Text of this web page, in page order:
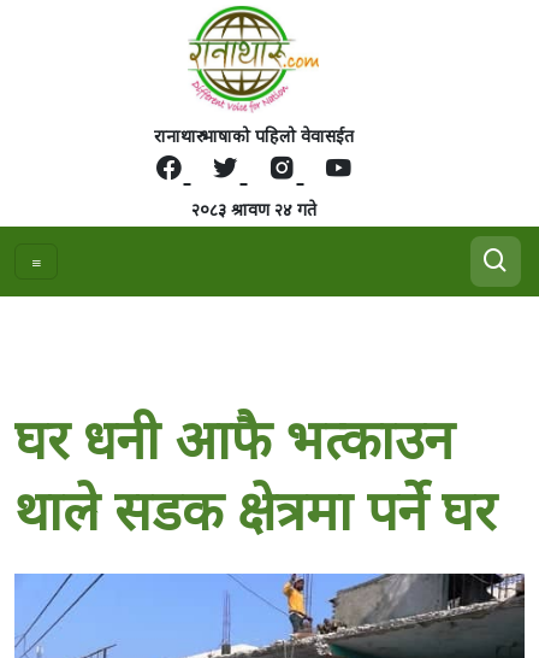
रानाथारु भाषाको पहिलो वेवासईत
२०८३ श्रावण २४ गते
घर धनी आफै भत्काउन
थाले सडक क्षेत्रमा पर्ने घर